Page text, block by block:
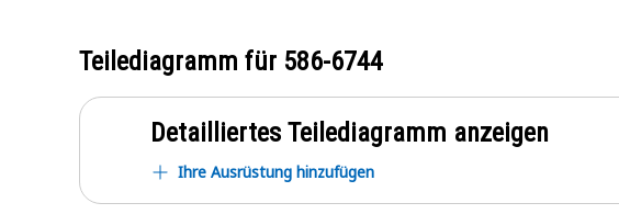
Teilediagramm für 586-6744
Detailliertes Teilediagramm anzeigen
Ihre Ausrüstung hinzufügen